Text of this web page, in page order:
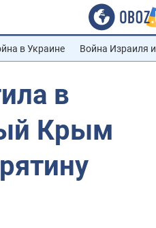
в Украине Война Израиля
в
Крым